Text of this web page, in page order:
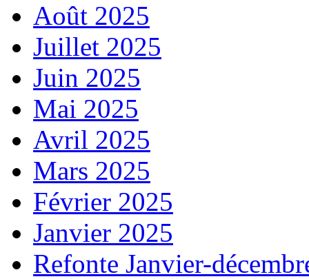
Août 2025
Juillet 2025
Juin 2025
Mai 2025
Avril 2025
Mars 2025
Février 2025
Janvier 2025
Refonte Janvier-